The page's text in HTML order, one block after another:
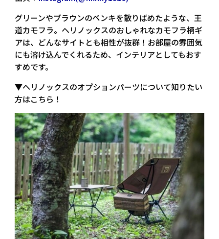
グリーンやブラウンのペンキを散りばめたような、王
道カモフラ。ヘリノックスのおしゃれなカモフラ柄ギ
アは、どんなサイトとも相性が抜群！お部屋の雰囲気
にも溶け込んでくれるため、インテリアとしてもおす
すめです。
▼ヘリノックスのオプションパーツについて知りたい
方はこちら！